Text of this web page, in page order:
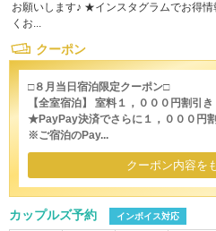
お願いします♪ ★インスタグラムでお得
くお...
クーポン
□８月当日宿泊限定クーポン□
【全室宿泊】 室料１，０００円割引き
★PayPay決済でさらに１，０００円
※ご宿泊のPay...
クーポン内容を
カップルズ予約 インボイス対応